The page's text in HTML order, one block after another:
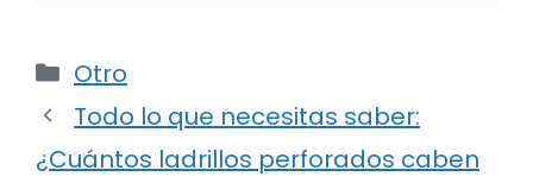
Categorías
Otro
Todo lo que necesitas saber:
¿Cuántos ladrillos perforados caben